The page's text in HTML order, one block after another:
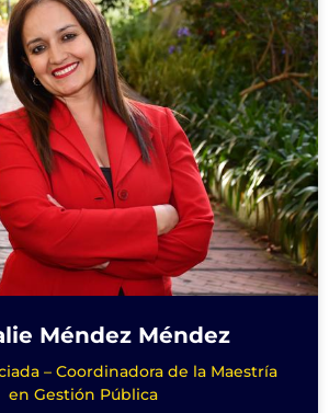
Méndez Méndez
– Coordinadora de la Maestría
en Gestión Pública